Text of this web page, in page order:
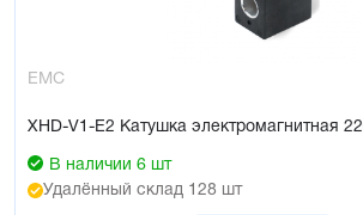
EMC
XHD-V1-E2 Катушка электромагнитная
В наличии 6 шт
Удалённый склад 128 шт